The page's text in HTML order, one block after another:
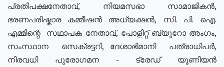
പ്രതിപക്ഷനേതാവ്, നിയമസഭാ സാമാജികൻ,
ഭരണപരിഷ്കാര കമ്മീഷൻ അധ്യക്ഷൻ, സി. പി. ഐ.
എമ്മിന്റെ സഥാപക നേതാവ്, പോളിറ്റ് ബ്യുറോ അംഗം,
സംസ്ഥാന സെക്രട്ടറി, ദേശാഭിമാനി പത്രാധിപർ,
നിരവധി പുരോഗമന - ട്രേഡ് യൂണിയൻ